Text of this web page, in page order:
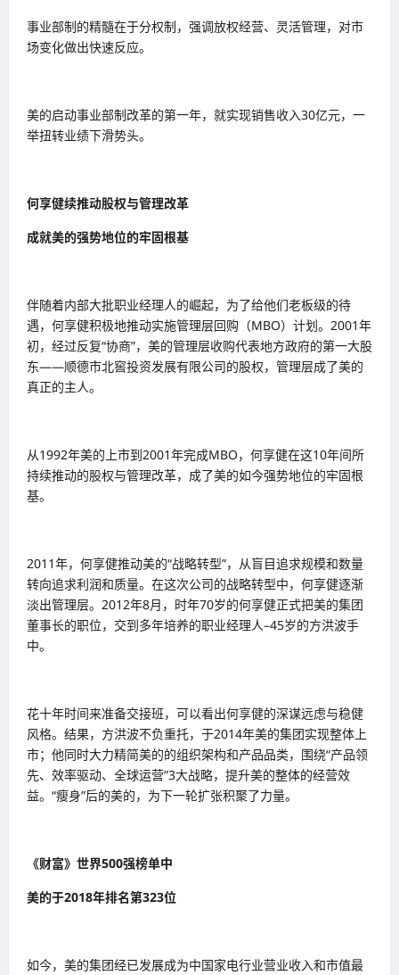
事业部制的精髓在于分权制，强调放权经营、灵活管理，对市
场变化做出快速反应。
美的启动事业部制改革的第一年，就实现销售收入30亿元，一
举扭转业绩下滑势头。
何享健续推动股权与管理改革
成就美的强势地位的牢固根基
伴随着内部大批职业经理人的崛起，为了给他们老板级的待
遇，何享健积极地推动实施管理层回购（MBO）计划。2001年
初，经过反复“协商”，美的管理层收购代表地方政府的第一大股
东——顺德市北窖投资发展有限公司的股权，管理层成了美的
真正的主人。
从1992年美的上市到2001年完成MBO，何享健在这10年间所
持续推动的股权与管理改革，成了美的如今强势地位的牢固根
基。
2011年，何享健推动美的“战略转型”，从盲目追求规模和数量
转向追求利润和质量。在这次公司的战略转型中，何享健逐渐
淡出管理层。2012年8月，时年70岁的何享健正式把美的集团
董事长的职位，交到多年培养的职业经理人–45岁的方洪波手
中。
花十年时间来准备交接班，可以看出何享健的深谋远虑与稳健
风格。结果，方洪波不负重托，于2014年美的集团实现整体上
市；他同时大力精简美的的组织架构和产品品类，围绕“产品领
先、效率驱动、全球运营”3大战略，提升美的整体的经营效
益。“瘦身”后的美的，为下一轮扩张积聚了力量。
《财富》世界500强榜单中
美的于2018年排名第323位
如今，美的集团经已发展成为中国家电行业营业收入和市值最